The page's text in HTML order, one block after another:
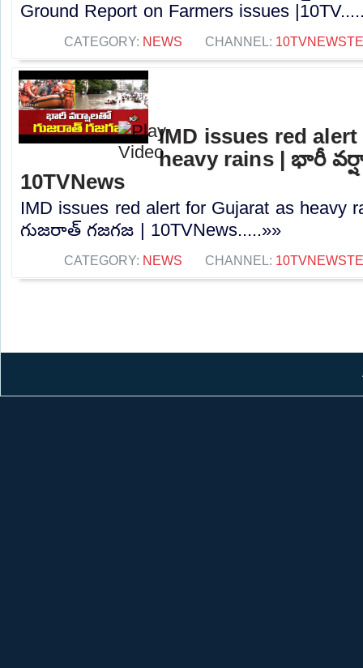
Ground Report on Farmers issues
CATEGORY: NEWS CHANNEL:
IMD issues red
heavy rains | భారీ
10TVNews
IMD issues red alert for Gujarat as
గుజరాత్ గజగజ | 10TVNews.....»»
CATEGORY: NEWS CHANNEL: